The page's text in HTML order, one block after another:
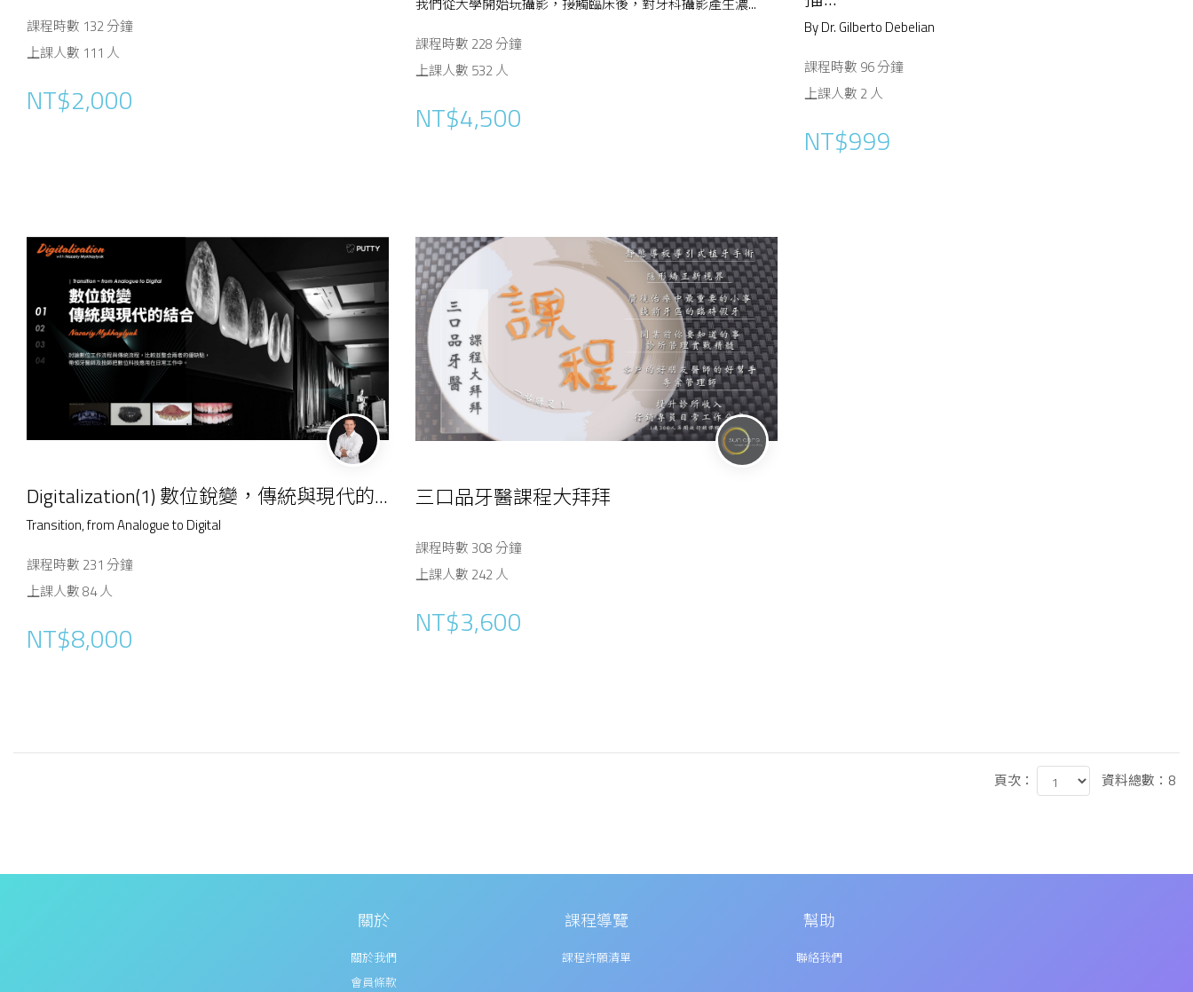
課程時數 132 分鐘
上課人數 111 人
NT$2,000
我們從大學開始玩攝影，接觸臨床後，對牙科攝影產生濃...
課程時數 228 分鐘
上課人數 532 人
NT$4,500
By Dr. Gilberto Debelian
課程時數 96 分鐘
上課人數 2 人
NT$999
Digitalization(1) 數位銳變，傳統與現代的...
Transition, from Analogue to Digital
課程時數 231 分鐘
上課人數 84 人
NT$8,000
三口品牙醫課程大拜拜
課程時數 308 分鐘
上課人數 242 人
NT$3,600
頁次： 資料總數：8
關於
關於我們
會員條款
課程導覽
課程許願清單
幫助
聯絡我們